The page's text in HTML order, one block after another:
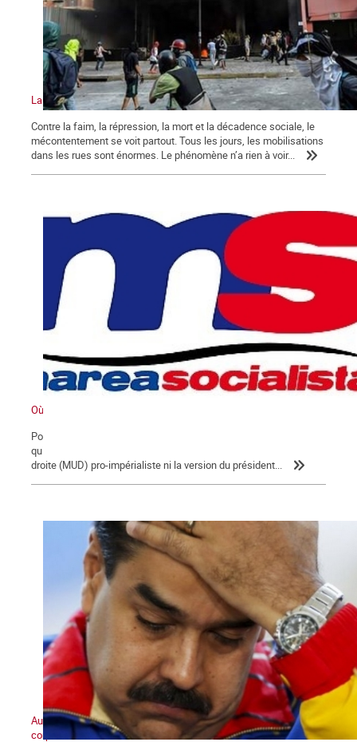
La crise au Venezuela atteint un niveau sans précédent
Contre la faim, la répression, la mort et la décadence sociale, le
mécontentement se voit partout. Tous les jours, les mobilisations
dans les rues sont énormes. Le phénomène n’a rien à voir...
Où va le Venezuela ?
Pour comprendre la situation et lever le voile sur les informations
qui sont diffusées dans le monde, inutile d'écouter la coalition de
droite (MUD) pro-impérialiste ni la version du président...
Au cœur du marasme, un pôle anticapitaliste de masse prend
corps